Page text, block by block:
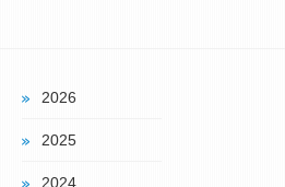
2026
2025
2024